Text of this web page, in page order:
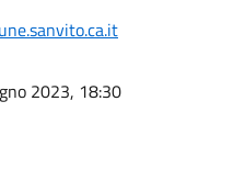
2023, 18:30